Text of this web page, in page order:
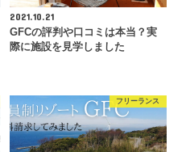
2021.10.21
GFCの評判や口コミは本当？実
際に施設を見学しました
フリーランス